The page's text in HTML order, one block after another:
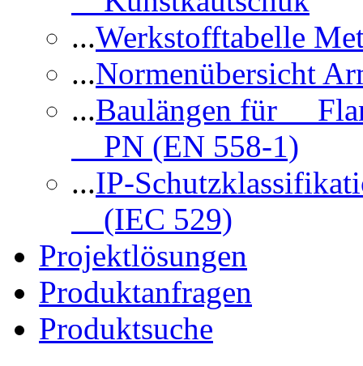
...Werkstofftabelle
...Normenübersicht
...Baulängen für
PN (EN 558-1)
...IP-
(IEC 529)
Projektlösungen
Produktanfragen
Produktsuche